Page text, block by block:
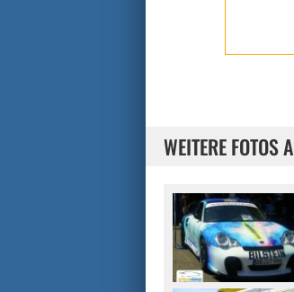
WEITERE FOTOS